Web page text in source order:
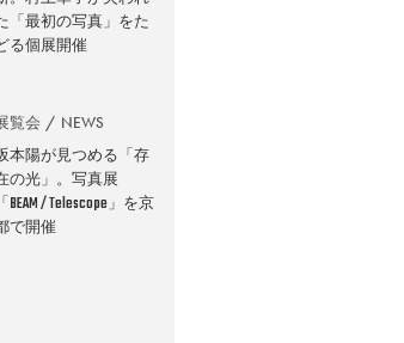
「最初の写真」をた
る個展開催
覧会 NEWS
本陽が見つめる「存
の光」。写真展
「BEAM / Telescope」を京
で開催